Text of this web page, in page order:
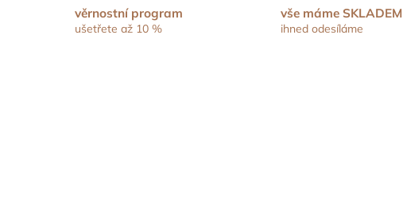
věrnostní program
ušetřete až 10 %
vše máme SKLADEM
ihned odesíláme